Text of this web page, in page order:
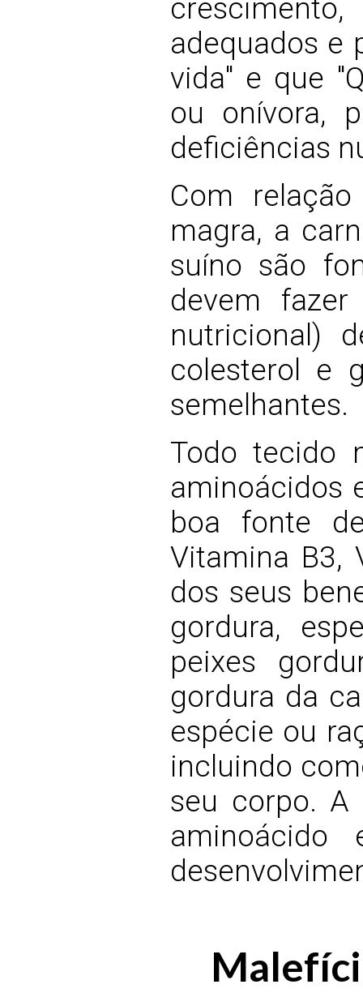
adequados e
vida" e que
ou onívora,
deficiências
Com
magra, a
suíno são
devem
nutricional)
colesterol e
semelhantes.
Todo tecido
aminoácidos
boa fonte
Vitamina B3,
dos seus
gordura,
peixes
gordura da
espécie ou
incluindo
seu corpo.
aminoácido